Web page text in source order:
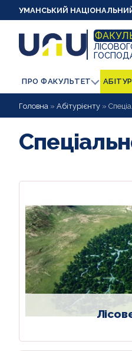
УМАНСЬКИЙ
ПРО ФАКУЛЬТЕТ
Головна » Абітурієнту »